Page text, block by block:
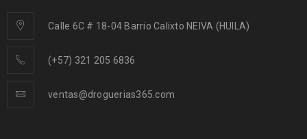
Calle 6C # 18-04 Barrio Calixto NEIVA (HUILA)
(+57) 321 205 6836
ventas@droguerias365.com